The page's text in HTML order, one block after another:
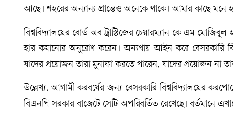
আছে। শহরের অন্যান্য প্রান্তেও অনেকে থাকে। আমার কাছে মনে
বিশ্ববিদ্যালয়ের বোর্ড অব ট্রাস্টিজের চেয়ারম্যান কে এম
হার কমানোর অনুরোধ করেন। অন্যথায় আইন করে বেসরকারি
যাদের প্রয়োজন তারা মুনাফা করতে পারেন, যাদের প্রয়োজন না
উল্লেখ্য, আগামী করবর্ষের জন্য বেসরকারি বিশ্ববিদ্যালয়ের
বিএনপি সরকার বাজেটে সেটি অপরিবর্তিত রেখেছে। বর্তমানে